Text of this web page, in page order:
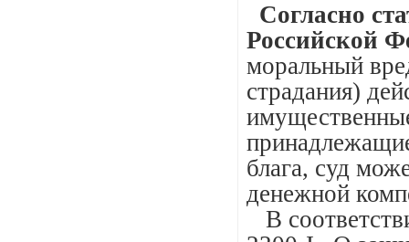
Согласно
Российской
моральный
страдания)
блага, суд
денежной
В